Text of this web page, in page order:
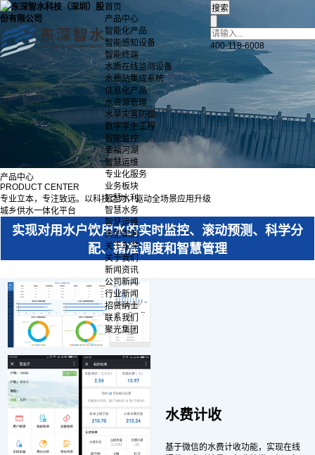
首页
产品中心
智能化产品
智能感知设备
智能终端
水质在线监测设备
水质站集成系统
信息化产品
水资源管理
水旱灾害防御
数字孪生工程
智能监控
幸福河湖
智慧运维
专业化服务
业务板块
智慧水利
智慧水务
智慧运维
典型案例
关于东深
关于我们
新闻资讯
公司新闻
行业新闻
招贤纳士
联系我们
聚光集团
400-118-6008
产品中心
PRODUCT CENTER
专业立本，专注致远。以科技之力，驱动全场景应用升级
城乡供水一体化平台
实现对用水户饮用水的实时监控、滚动预测、科学分
配、精准调度和智慧管理
水费计收
基于微信的水费计收功能，实现在线